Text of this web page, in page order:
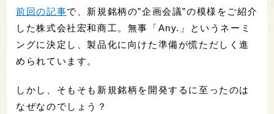
前回の記事で、新規銘柄の”企画会議”の模様をご紹介
した株式会社宏和商工。無事「Any.」というネーミ
ングに決定し、製品化に向けた準備が慌ただしく進
められています。
しかし、そもそも新規銘柄を開発するに至ったのは
なぜなのでしょう？